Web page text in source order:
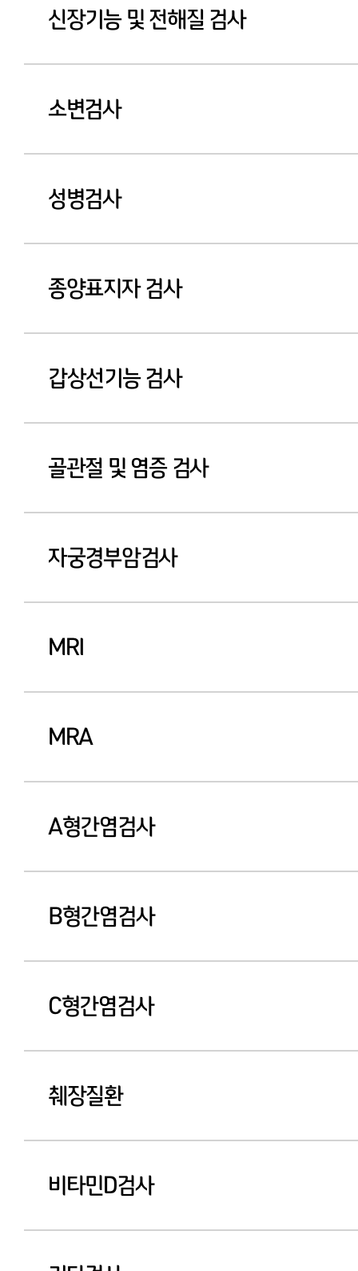
신장기능 및 전해질 검사
소변검사
성병검사
종양표지자 검사
갑상선기능 검사
골관절 및 염증 검사
자궁경부암검사
MRI
MRA
A형간염검사
B형간염검사
C형간염검사
췌장질환
비타민D검사